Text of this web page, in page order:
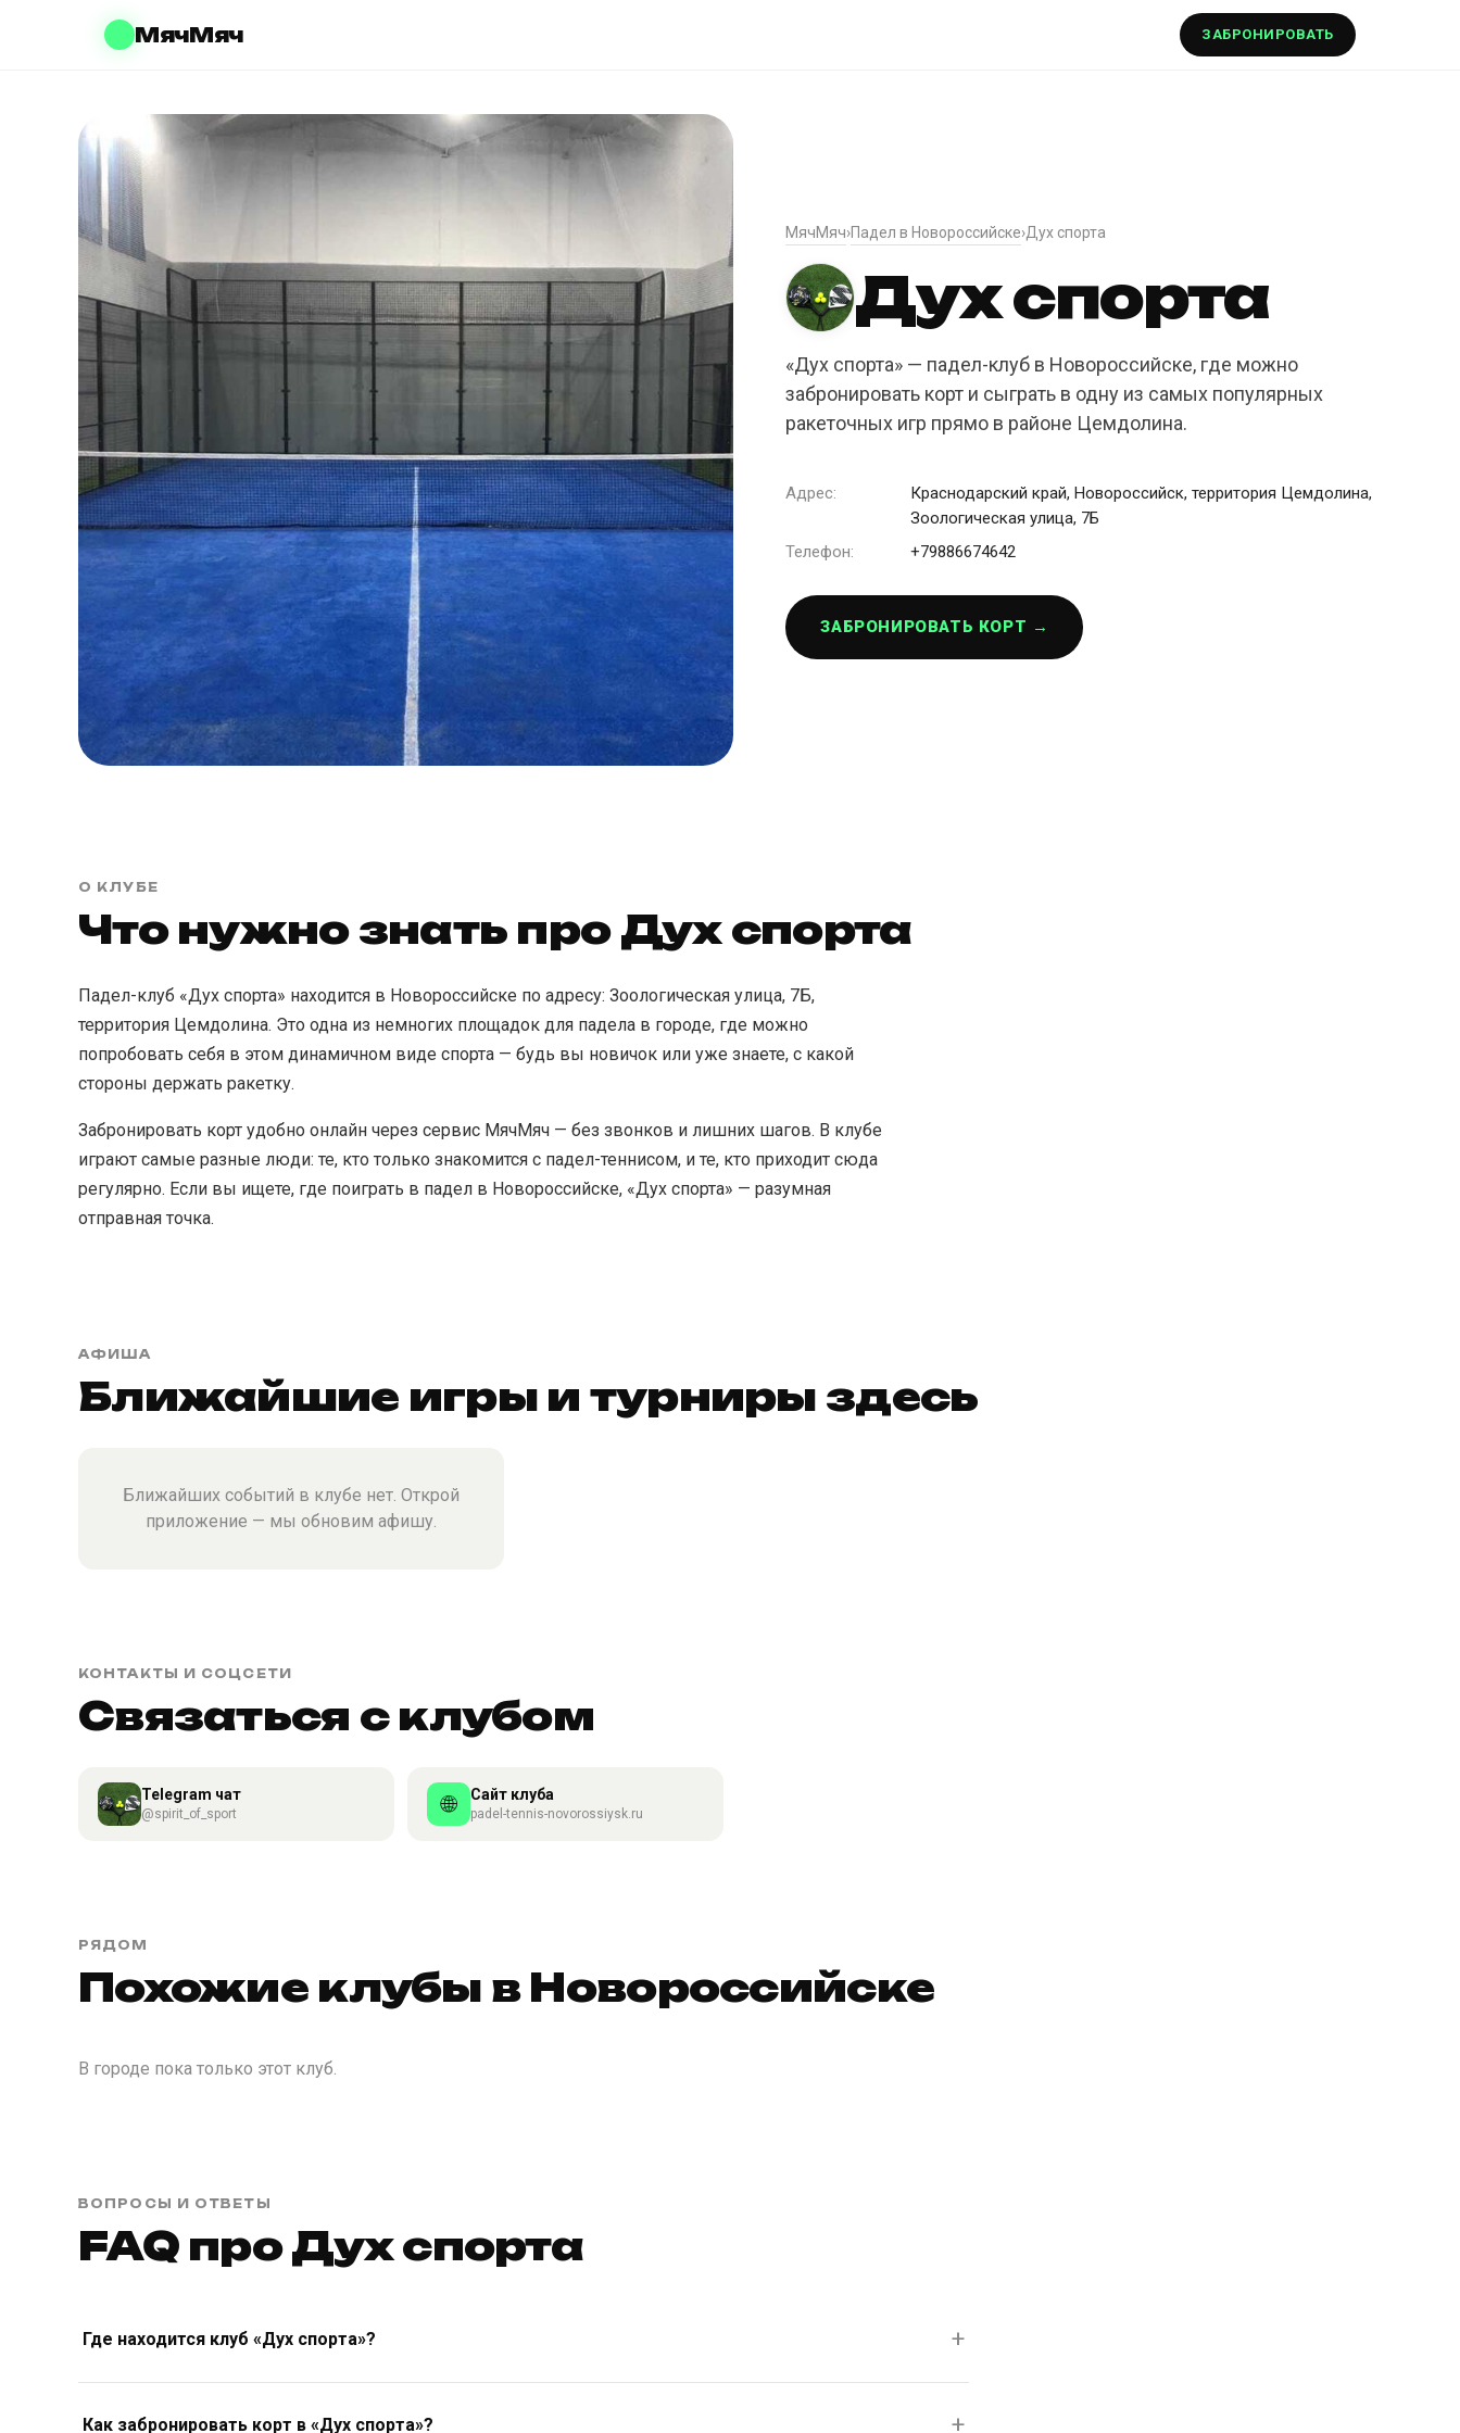
МячМяч ЗАБРОНИРОВАТЬ
МячМяч›Падел в Новороссийске›Дух спорта
Дух спорта
«Дух спорта» — падел-клуб в Новороссийске, где можно
забронировать корт и сыграть в одну из самых популярных
ракеточных игр прямо в районе Цемдолина.
Адрес:
Краснодарский край, Новороссийск, территория Цемдолина,
Зоологическая улица, 7Б
Телефон:
+79886674642
ЗАБРОНИРОВАТЬ КОРТ →
О КЛУБЕ
Что нужно знать про Дух спорта
Падел-клуб «Дух спорта» находится в Новороссийске по адресу: Зоологическая улица, 7Б,
территория Цемдолина. Это одна из немногих площадок для падела в городе, где можно
попробовать себя в этом динамичном виде спорта — будь вы новичок или уже знаете, с какой
стороны держать ракетку.
Забронировать корт удобно онлайн через сервис МячМяч — без звонков и лишних шагов. В клубе
играют самые разные люди: те, кто только знакомится с падел-теннисом, и те, кто приходит сюда
регулярно. Если вы ищете, где поиграть в падел в Новороссийске, «Дух спорта» — разумная
отправная точка.
АФИША
Ближайшие игры и турниры здесь
Ближайших событий в клубе нет. Открой
приложение — мы обновим афишу.
КОНТАКТЫ И СОЦСЕТИ
Связаться с клубом
Telegram чат
@spirit_of_sport 🌐 Сайт клуба
padel-tennis-novorossiysk.ru
РЯДОМ
Похожие клубы в Новороссийске
В городе пока только этот клуб.
ВОПРОСЫ И ОТВЕТЫ
FAQ про Дух спорта
Где находится клуб «Дух спорта»?
Как забронировать корт в «Дух спорта»?